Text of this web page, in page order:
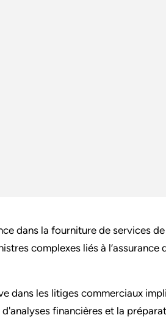
dans la fourniture de services
complexes liés à l’assurance
dans les litiges commerciaux
financières et la